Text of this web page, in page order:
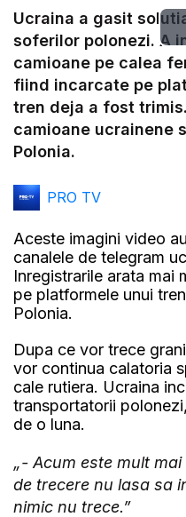
Ucraina a gasit
soferilor polonezi. A
camioane pe calea
fiind incarcate pe
tren deja a fost
camioane ucrainene
Polonia.
PRO TV
Aceste imagini video
canalele de telegram
Inregistrarile arata mai
pe platformele unui
Polonia.
Dupa ce vor trece
vor continua calatoria
cale rutiera. Ucraina
transportatorii
de o luna.
„- Acum este mult
de trecere nu lasa sa
nimic nu trece.”